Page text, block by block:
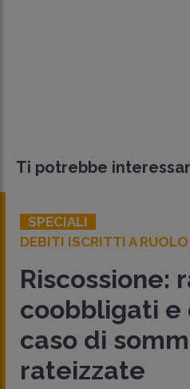
Ti potrebbe
SPECIALI
DEBITI ISCRITTI A RUOLO
Riscossione:
coobbligati e
caso di
rateizzate